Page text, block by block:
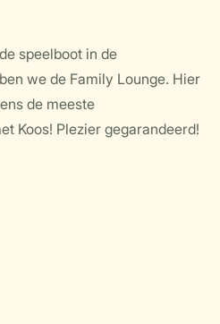
speelboot in de
we de Family Lounge. Hier
de meeste
Koos! Plezier gegarandeerd!